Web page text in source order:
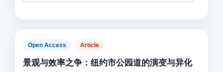
Open Access Article
景观与效率之争：纽约市公园道的演变与异化